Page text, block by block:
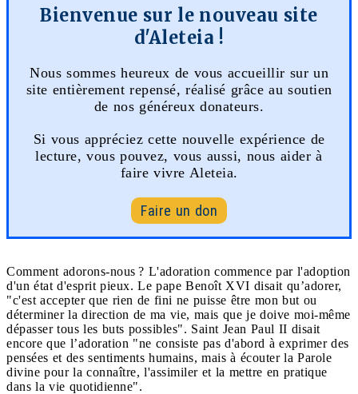
Bienvenue sur le nouveau site
d'Aleteia !
Nous sommes heureux de vous accueillir sur un
site entièrement repensé, réalisé grâce au soutien
de nos généreux donateurs.
Si vous appréciez cette nouvelle expérience de
lecture, vous pouvez, vous aussi, nous aider à
faire vivre Aleteia.
Faire un don
Comment adorons-nous ? L'adoration commence par l'adoption
d'un état d'esprit pieux. Le pape Benoît XVI disait qu’adorer,
"c'est accepter que rien de fini ne puisse être mon but ou
déterminer la direction de ma vie, mais que je doive moi-même
dépasser tous les buts possibles". Saint Jean Paul II disait
encore que l’adoration "ne consiste pas d'abord à exprimer des
pensées et des sentiments humains, mais à écouter la Parole
divine pour la connaître, l'assimiler et la mettre en pratique
dans la vie quotidienne".